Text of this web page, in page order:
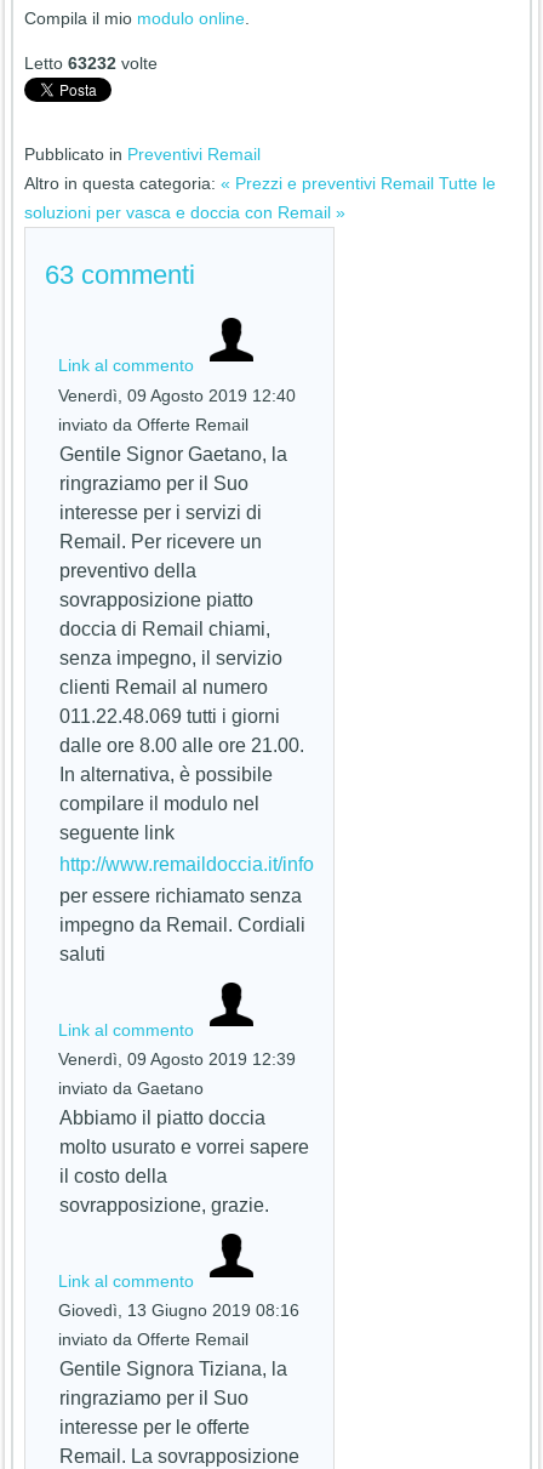
Compila il mio modulo online.
Letto63232 volte
Pubblicato in Preventivi Remail
Altro in questa categoria: « Prezzi e preventivi RemailTutte le
soluzioni per vasca e doccia con Remail »
63 commenti
Link al commento
Venerdì, 09 Agosto 2019 12:40
inviato da Offerte Remail
Gentile Signor Gaetano, la
ringraziamo per il Suo
interesse per i servizi di
Remail. Per ricevere un
preventivo della
sovrapposizione piatto
doccia di Remail chiami,
senza impegno, il servizio
clienti Remail al numero
011.22.48.069 tutti i giorni
dalle ore 8.00 alle ore 21.00.
In alternativa, è possibile
compilare il modulo nel
seguente link
http://www.remaildoccia.it/info
per essere richiamato senza
impegno da Remail. Cordiali
saluti
Link al commento
Venerdì, 09 Agosto 2019 12:39
inviato da Gaetano
Abbiamo il piatto doccia
molto usurato e vorrei sapere
il costo della
sovrapposizione, grazie.
Link al commento
Giovedì, 13 Giugno 2019 08:16
inviato da Offerte Remail
Gentile Signora Tiziana, la
ringraziamo per il Suo
interesse per le offerte
Remail. La sovrapposizione